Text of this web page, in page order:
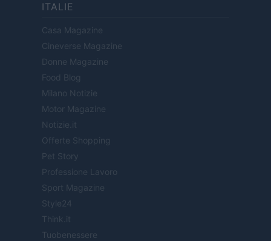
ITALIE
Casa Magazine
Cineverse Magazine
Donne Magazine
Food Blog
Milano Notizie
Motor Magazine
Notizie.it
Offerte Shopping
Pet Story
Professione Lavoro
Sport Magazine
Style24
Think.it
Tuobenessere